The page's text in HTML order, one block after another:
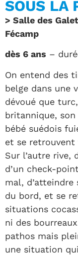
SOUS LA
> Salle des
Fécamp
dès 6 ans –
On entend des
belge dans une
dévoué que
britannique,
bébé suédois
et se retrouvent
Sur l’autre
d’un check-
mal,
du bord, et se
situations
ni des
pathos mais
une situation